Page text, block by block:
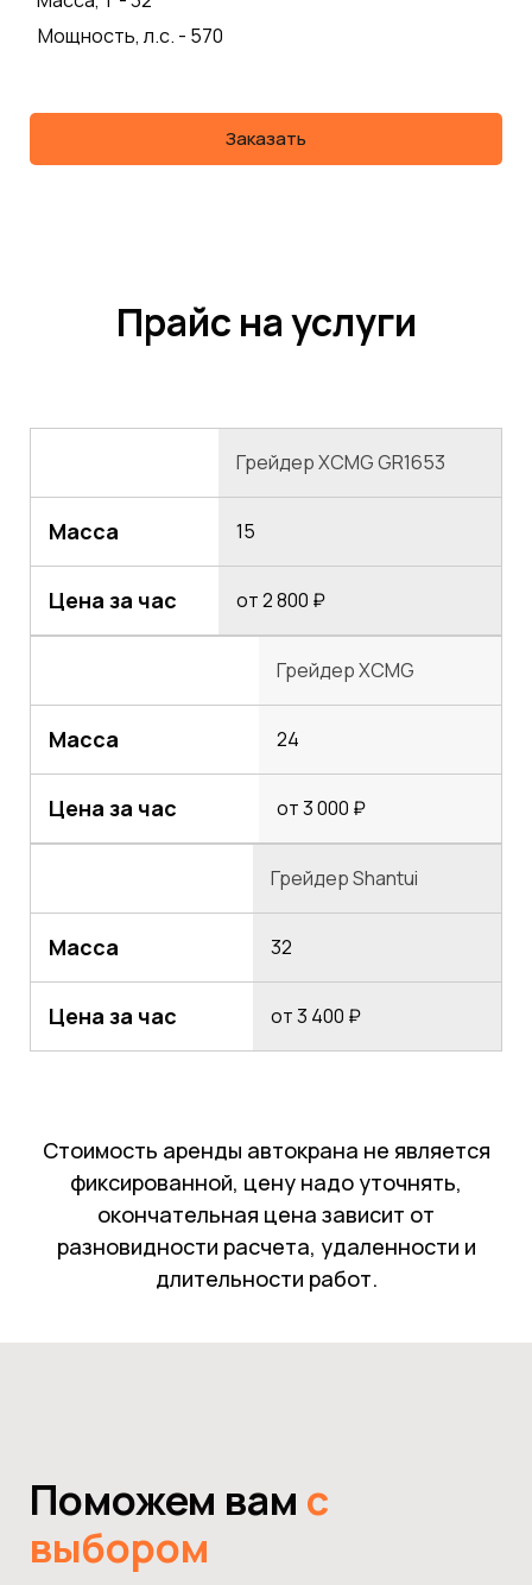
Мощность, л.с. - 570
Заказать
Прайс на услуги
Грейдер XCMG GR1653
Масса 15
Цена за час от 2 800 ₽
Грейдер XCMG
Масса 24
Цена за час от 3 000 ₽
Грейдер Shantui
Масса 32
Цена за час от 3 400 ₽
Стоимость аренды автокрана не является
фиксированной, цену надо уточнять,
окончательная цена зависит от
разновидности расчета, удаленности и
длительности работ.
Поможем вам с
выбором